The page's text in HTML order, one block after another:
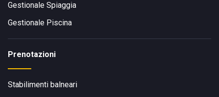
Gestionale Spiaggia
Gestionale Piscina
Prenotazioni
Stabilimenti balneari